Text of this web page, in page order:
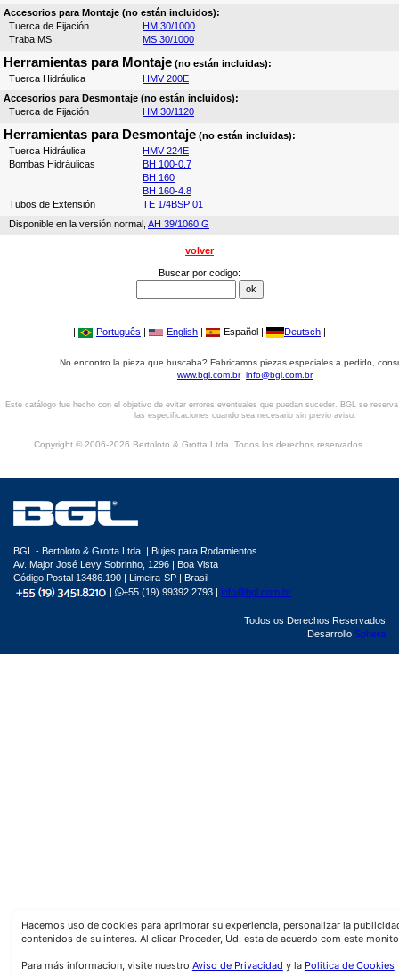
Accesorios para Montaje (no están incluidos):
Tuerca de Fijación
HM 30/1000
Traba MS
MS 30/1000
Herramientas para Montaje (no están incluidas):
Tuerca Hidráulica
HMV 200E
Accesorios para Desmontaje (no están incluidos):
Tuerca de Fijación
HM 30/1120
Herramientas para Desmontaje (no están incluidas):
Tuerca Hidráulica
HMV 224E
Bombas Hidráulicas
BH 100-0.7
BH 160
BH 160-4.8
Tubos de Extensión
TE 1/4BSP 01
Disponible en la versión normal, AH 39/1060 G
volver
Buscar por codigo:
| Português | English | Español | Deutsch |
No encontro la pieza que buscaba? Fabricamos piezas especiales a pedido,
www.bgl.com.br info@bgl.com.br
Este catálogo fue hecho con el objetivo de evitar errores eventuales que puedan suceder. BGL se
las especificaciones cuando sea necesario sin previo aviso.
Copyright © 2006-2026 Bertoloto & Grotta Ltda. Todos los derechos reservados.
Hacemos uso de cookies para aprimorar su experiencia, personalizar la
contenidos de su interes. Al clicar Proceder, Ud. esta de acuerdo com este
Para más informacion, visite nuestro Aviso de Privacidad y la Politica de Cookies
BGL - Bertoloto & Grotta Ltda. | Bujes para Rodamientos.
Av. Major José Levy Sobrinho, 1296 | Boa Vista
Código Postal 13486.190 | Limeira-SP | Brasil
|
+55 (19) 99392.2793 | info@bgl.com.br
Todos os Derechos Reservados
Desarrollo Sphera